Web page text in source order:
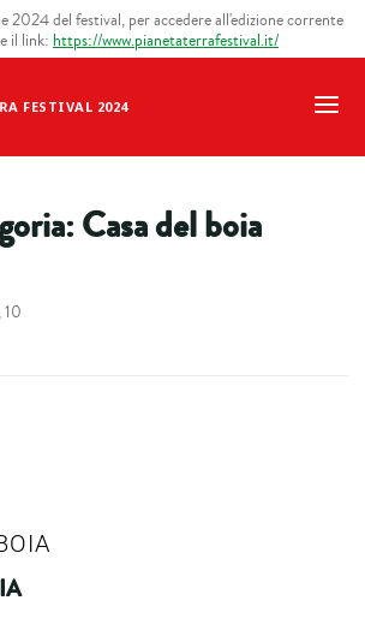
FESTIVAL 2024
2024 del festival, per accedere all'edizione corrente
il link: https://www.pianetaterrafestival.it/
Casa del boia